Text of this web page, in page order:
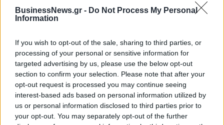
BusinessNews.gr - Do Not Process My Personal
Information
If you wish to opt-out of the sale, sharing to third parties, or
processing of your personal or sensitive information for
targeted advertising by us, please use the below opt-out
section to confirm your selection. Please note that after your
opt-out request is processed you may continue seeing
interest-based ads based on personal information utilized by
us or personal information disclosed to third parties prior to
your opt-out. You may separately opt-out of the further
Νέο Audi A2 e-tron με στόχο την κορυφή της αποδοτικότητας
Εθνική Κορασίδων: Απέναντι
στη Δανία για το 2/2 στο
Ευρωμπάσκετ (live stream)
ΠΑΟΚ: Από σήμερα στη
Θεσσαλονίκη ο Τρινκέρι
Ελληνική Αναπτυξιακή Τράπεζα: Με «προίκα» 2 δισ. ευρώ ανοίγει
δρόμο για δάνεια έως 5 δισ. σε μικρομεσαίες